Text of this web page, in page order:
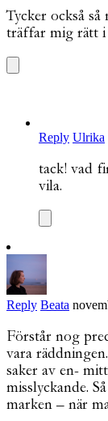
Tycker också
träffar mig rätt i
Reply Ulrika
tack! vad
vila.
Reply Beata
Förstår nog
vara
saker av en-
misslyckande.
marken – när